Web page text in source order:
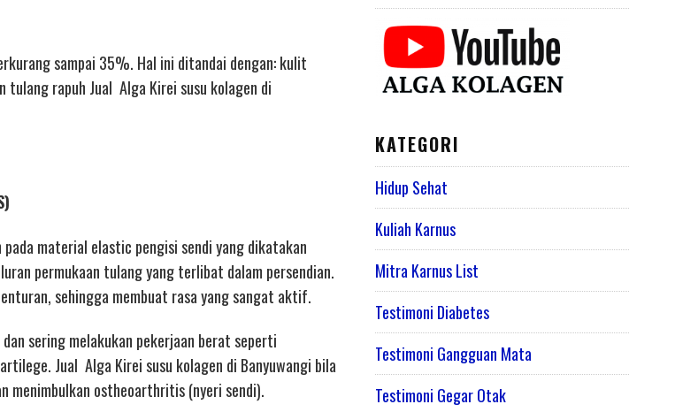
sampai 35%. Hal ini ditandai dengan: kulit
rapuh Jual Alga Kirei susu kolagen di
material elastic pengisi sendi yang dikatakan
permukaan tulang yang terlibat dalam persendian.
sehingga membuat rasa yang sangat aktif.
sering melakukan pekerjaan berat seperti
Jual Alga Kirei susu kolagen di Banyuwangi bila
menimbulkan ostheoarthritis (nyeri sendi).
KATEGORI
Hidup Sehat
Kuliah Karnus
Mitra Karnus List
Testimoni Diabetes
Testimoni Gangguan Mata
Testimoni Gegar Otak